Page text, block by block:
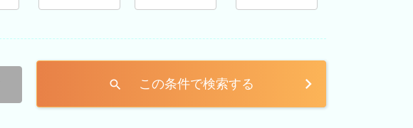
search この条件で検索する